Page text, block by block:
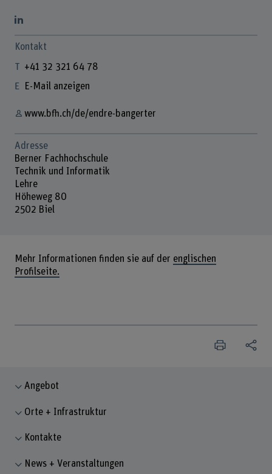
Kontakt
+41 32 321 64 78
E-Mail anzeigen
www.bfh.ch/de/endre-bangerter
Adresse
Berner Fachhochschule
Technik und Informatik
Lehre
Höheweg 80
2502 Biel
Mehr Informationen finden sie auf der englischen
Profilseite.
Angebot
Orte + Infrastruktur
Kontakte
News + Veranstaltungen